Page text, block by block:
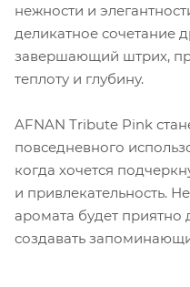
нежности и
деликатное сочетание
завершающий штрих,
теплоту и глубину.
AFNAN Tribute Pink
повседневного
когда хочется
и привлекательность.
аромата будет приятно
создавать